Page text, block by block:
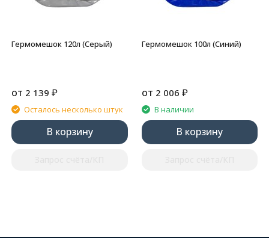
Гермомешок 120л (Серый)
от 2 139 ₽
Осталось несколько штук
В корзину
Гермомешок 100л (Синий)
от 2 006 ₽
В наличии
В корзину